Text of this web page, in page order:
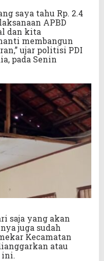
saya tahu Rp. 2.4
APBD
dan kita
membangun
ujar politisi PDI
pada Senin
saja yang akan
juga sudah
Kecamatan
atau
ini.